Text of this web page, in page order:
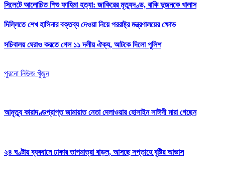
সিলেটে আলোচিত শিশু ফাহিমা হত্যা: জাকিরের মৃত্যুদণ্ড, বাকি দুজনকে খালাস
দিল্লিতে শেখ হাসিনার বক্তব্য দেওয়া নিয়ে পররাষ্ট্র মন্ত্রণালয়ের ক্ষোভ
সচিবালয় ঘেরাও করতে গেল ১১ দলীয় ঐক্য, আটকে দিলো পুলিশ
পুরনো নিউজ খুঁজুন
আমৃত্যু কারাদণ্ডপ্রাপ্ত জামায়াত নেতা দেলাওয়ার হোসাইন সাঈদী মারা গেছেন
২৪ ঘণ্টায় ব্যবধানে ঢাকার তাপমাত্রা বাড়ল, আসছে সপ্তাহে বৃষ্টির আভাস